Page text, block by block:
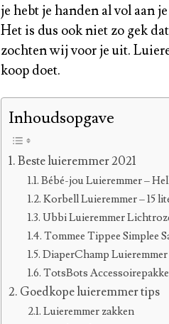
je hebt je handen al vol aan
Het is dus ook niet zo gek
zochten wij voor je uit.
koop doet.
Inhoudsopgave
Beste luieremmer 2021
Bébé-jou Luieremmer –
Korbell Luieremmer – 15
Ubbi Luieremmer
Tommee Tippee Simplee
DiaperChamp
TotsBots
Goedkope luieremmer tips
Luieremmer zakken